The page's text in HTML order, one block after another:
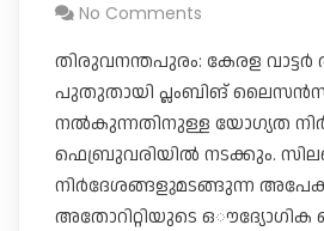
No Comments
തിരുവനന്തപുരം: കേരള വാട്ടർ
പുതുതായി പ്ലംബിങ്
നൽകുന്നതിനുള്ള യോ​ഗ്യത
ഫെബ്രുവരിയിൽ നടക്കും.
നിർദേശങ്ങളുമടങ്ങുന്ന
അതോറിറ്റിയുടെ